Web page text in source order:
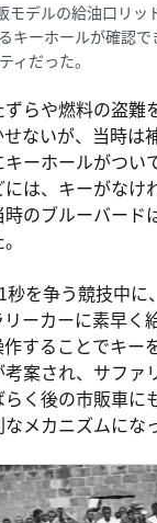
モデルの給油口リッ
キーホールが確認
ィだった。
らや燃料の盗難
ないが、当時は
ーホールがつい
は、キーがなけ
のブルーバード
秒を争う競技中に
ーカーに素早く
することでキー
案され、サファ
く後の市販車に
メカニズムにな